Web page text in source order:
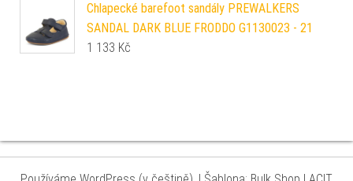
Chlapecké barefoot sandály PREWALKERS
SANDAL DARK BLUE FRODDO G1130023 - 21
1 133 Kč